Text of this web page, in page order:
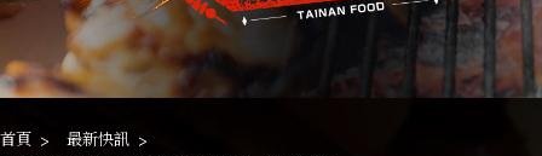
首頁
最新快訊